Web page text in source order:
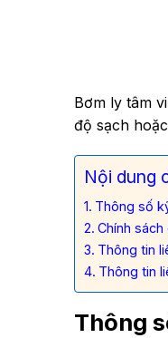
Bơm ly tâm
độ sạch
Nội dung
Thông số
Chính
Thông tin
Thông tin
Thông